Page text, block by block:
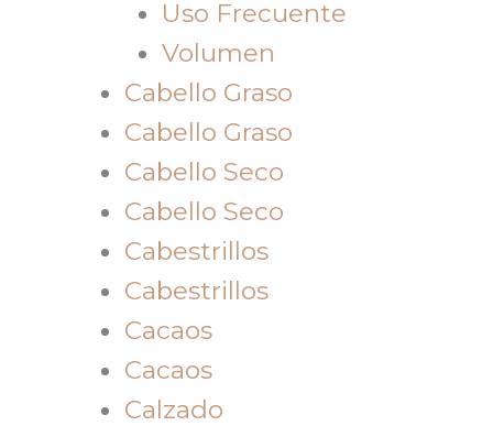
Uso Frecuente
Volumen
Cabello Graso
Cabello Graso
Cabello Seco
Cabello Seco
Cabestrillos
Cabestrillos
Cacaos
Cacaos
Calzado